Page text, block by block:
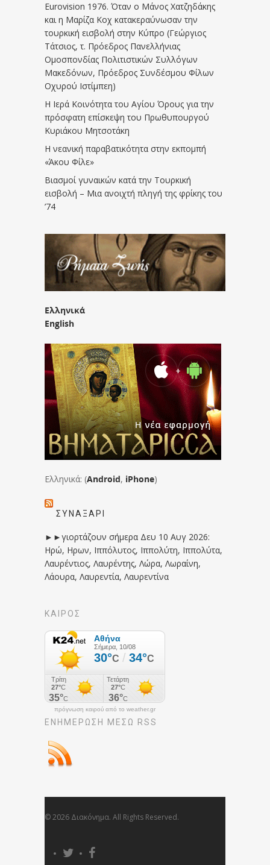
Eurovision 1976. Όταν ο Μάνος Χατζηδάκης
και η Μαρίζα Κοχ κατακεραύνωσαν την
τουρκική εισβολή στην Κύπρο (Γεώργιος
Τάτσιος, τ. Πρόεδρος Πανελλήνιας
Ομοσπονδίας Πολιτιστικών Συλλόγων
Μακεδόνων, Πρόεδρος Συνδέσμου Φίλων
Οχυρού Ιστίμπεη)
Η Ιερά Κοινότητα του Αγίου Όρους για την
πρόσφατη επίσκεψη του Πρωθυπουργού
Κυριάκου Μητσοτάκη
Η νεανική παραβατικότητα στην εκπομπή
«Άκου Φίλε»
Βιασμοί γυναικών κατά την Τουρκική
εισβολή – Μια ανοιχτή πληγή της φρίκης του
’74
Ελληνικά
English
Ελληνικά: (Android, iPhone)
ΣΥΝΑΞΆΡΙ
►►γιορτάζουν σήμερα Δευ 10 Αυγ 2026:
Ηρώ, Ηρων, Ιππόλυτος, Ιππολύτη, Ιππολύτα,
Λαυρέντιος, Λαυρέντης, Λώρα, Λωραίνη,
Λάουρα, Λαυρεντία, Λαυρεντίνα
ΚΑΙΡΟΣ
πρόγνωση καιρού από το weather.gr
ΕΝΗΜΈΡΩΣΉ ΜΕΣΩ RSS
© 2026 Διακόνημα. All Rights Reserved.